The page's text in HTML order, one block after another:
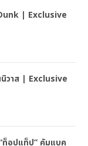
| Exclusive
วาส | Exclusive
ท็อปแท็ป” คัมแบค